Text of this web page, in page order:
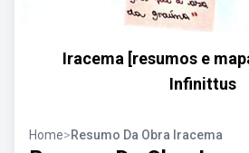
Iracema [resumos e
Infinittus
Home>Resumo Da Obra Iracema